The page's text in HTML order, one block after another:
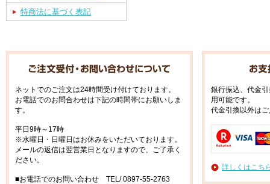
特商法に基づく表記
ネットでのご注文は24時間受け付けております。
お電話でのお問合わせは下記の時間帯にお願いしま
す。
平日9時～17時
※水曜日・日曜日はお休みをいただいております。
メールの返信は翌営業日となりますので、ご了承く
ださい。
■お電話でのお問い合わせ TEL/ 0897-55-2763
銀行振込、代金
用可能です。
代金引換以外は
詳しくはこち